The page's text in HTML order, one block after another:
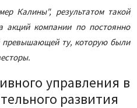
Калины", результатом такой
акций компании по постоянно
превышающей ту, которую были
управления в
развития